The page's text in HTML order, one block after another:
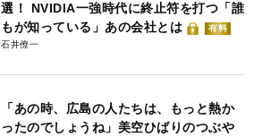
選！ NVIDIA一強時代に終止符を打つ「誰
もが知っている」あの会社とは
有料
石井僚一
「あの時、広島の人たちは、もっと熱か
ったのでしょうね」美空ひばりのつぶや